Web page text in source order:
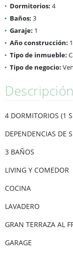
Dormitorios: 4
Baños: 3
Garaje: 1
Año construcción:
Tipo de inmueble:
Tipo de negocio:
4 DORMITORIOS (1
DEPENDENCIAS DE
3 BAÑOS
LIVING Y COMEDOR
COCINA
LAVADERO
GRAN TERRAZA AL
GARAGE